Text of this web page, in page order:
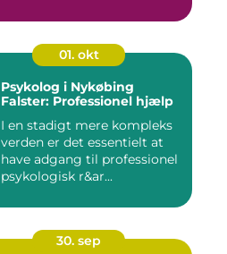
01. okt
Psykolog i Nykøbing
Falster: Professionel hjælp
I en stadigt mere kompleks
verden er det essentielt at
have adgang til professionel
psykologisk r&ar...
30. sep